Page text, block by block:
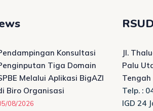
Konsultasi
Tiga Domain
Melalui Aplikasi BigAZI
Biro Organisasi
08/2026
Jl.
Palu
Tengah
Telp. :
IGD 24